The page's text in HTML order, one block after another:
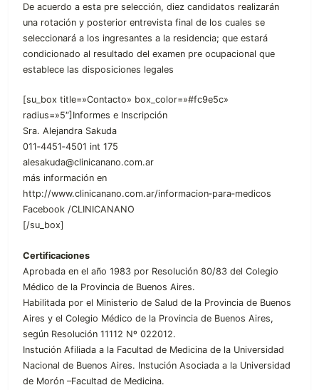
De acuerdo a esta pre selección, diez candidatos realizarán
una rotación y posterior entrevista final de los cuales se
seleccionará a los ingresantes a la residencia; que estará
condicionado al resultado del examen pre ocupacional que
establece las disposiciones legales
[su_box title=»Contacto» box_color=»#fc9e5c»
radius=»5″]Informes e Inscripción
Sra. Alejandra Sakuda
011‐4451‐4501 int 175
alesakuda@clinicanano.com.ar
más información en
http://www.clinicanano.com.ar/informacion‐para‐medicos
Facebook /CLINICANANO
[/su_box]
Certificaciones
Aprobada en el año 1983 por Resolución 80/83 del Colegio
Médico de la Provincia de Buenos Aires.
Habilitada por el Ministerio de Salud de la Provincia de Buenos
Aires y el Colegio Médico de la Provincia de Buenos Aires,
según Resolución 11112 Nº 022012.
Instución Afiliada a la Facultad de Medicina de la Universidad
Nacional de Buenos Aires. Instución Asociada a la Universidad
de Morón –Facultad de Medicina.